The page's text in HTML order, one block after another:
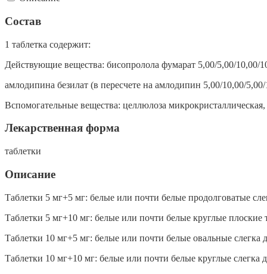
Состав
1 таблетка содержит:
Действующие вещества: бисопролола фумарат 5,00/5,00/10,00/
амлодипина безилат (в пересчете на амлодипин 5,00/10,00/
Вспомогательные вещества: целлюлоза
Лекарственная форма
таблетки
Описание
Таблетки 5 мг+5 мг: белые или почти белые продолговатые
Таблетки 5 мг+10 мг: белые или почти белые круглые плоские
Таблетки 10 мг+5 мг: белые или почти белые овальные слегка
Таблетки 10 мг+10 мг: белые или почти белые круглые слегка